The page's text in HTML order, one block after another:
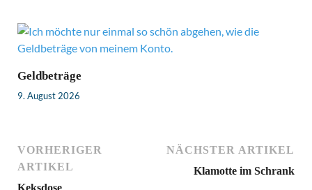
Geldbeträge
9. August 2026
VORHERIGER
ARTIKEL
NÄCHSTER ARTIKEL
Klamotte im Schrank